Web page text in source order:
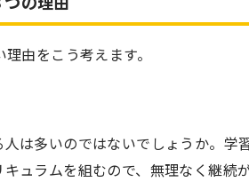
由をこう考えます。
は多いのではないでしょうか。学
ュラムを組むので、無理なく継続が